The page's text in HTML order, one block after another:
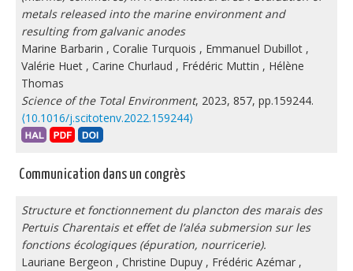
metals released into the marine environment and
resulting from galvanic anodes
Marine Barbarin , Coralie Turquois , Emmanuel Dubillot ,
Valérie Huet , Carine Churlaud , Frédéric Muttin , Hélène
Thomas
Science of the Total Environment, 2023, 857, pp.159244.
⟨10.1016/j.scitotenv.2022.159244⟩
Communication dans un congrès
Structure et fonctionnement du plancton des marais des
Pertuis Charentais et effet de l’aléa submersion sur les
fonctions écologiques (épuration, nourricerie).
Lauriane Bergeon , Christine Dupuy , Frédéric Azémar ,